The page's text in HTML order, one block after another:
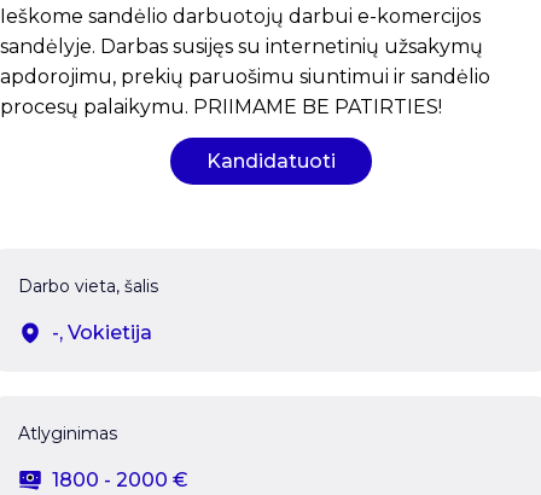
Ieškome sandėlio darbuotojų darbui e-komercijos
sandėlyje. Darbas susijęs su internetinių užsakymų
apdorojimu, prekių paruošimu siuntimui ir sandėlio
procesų palaikymu. PRIIMAME BE PATIRTIES!
Kandidatuoti
Darbo vieta, šalis
-, Vokietija
Atlyginimas
1800 - 2000 €